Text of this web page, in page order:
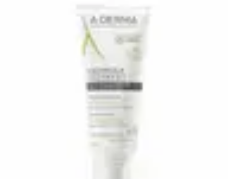
Relations amoureuses
Psychologie de l'Amour